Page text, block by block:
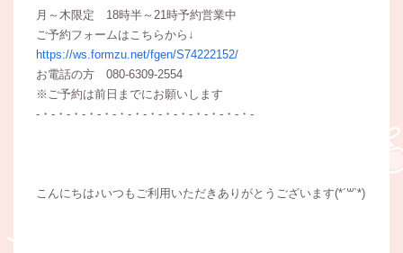
月～木限定 18時半～21時予約営業中
ご予約フォームはこちらから↓
https://ws.formzu.net/fgen/S74222152/
お電話の方 080-6309-2554
※ご予約は前日までにお願いします
-・-・-・-・-・-・-・-・-・-・-・-・-・-・-
こんにちは♪いつもご利用いただきありがとうございます(*´꒳`*)